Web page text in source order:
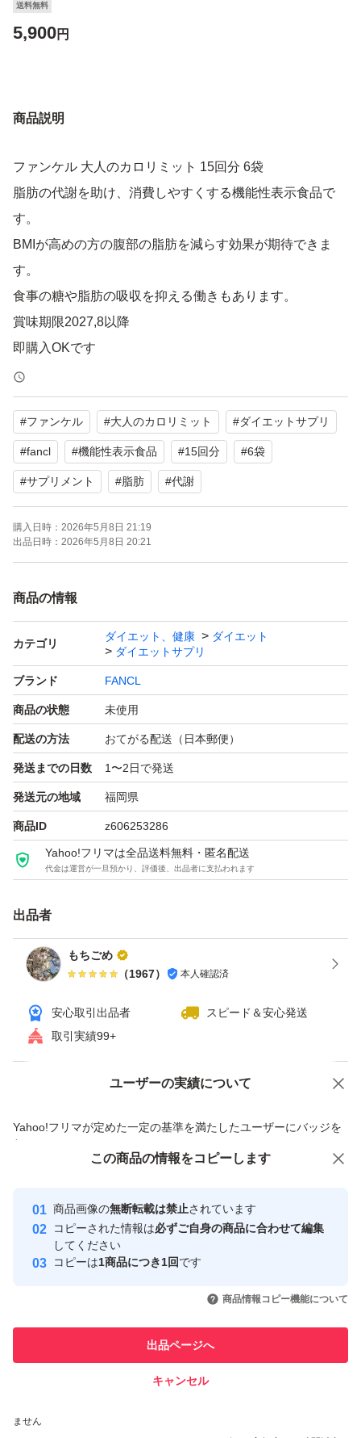
送料無料
5,900円
商品説明
ファンケル 大人のカロリミット 15回分 6袋
脂肪の代謝を助け、消費しやすくする機能性表示食品で
す。
BMIが高めの方の腹部の脂肪を減らす効果が期待できま
す。
食事の糖や脂肪の吸収を抑える働きもあります。
賞味期限2027,8以降
即購入OKです
お値下げはご遠慮くださいませ
#ファンケル #大人のカロリミット #ダイエットサプリ
#fancl #機能性表示食品 #15回分 #6袋
#サプリメント #脂肪 #代謝
購入日時： 2026年5月8日 21:19
出品日時： 2026年5月8日 20:21
商品の情報
カテゴリ
ダイエット、健康
ダイエット
ダイエットサプリ
ブランド FANCL
商品の状態 未使用
配送の方法 おてがる配送（日本郵便）
発送までの日数 1〜2日で発送
発送元の地域 福岡県
商品ID z606253286
Yahoo!フリマは全品送料無料・匿名配送
代金は運営が一旦預かり、評価後、出品者に支払われます
出品者
もちごめ
（1967） 本人確認済
安心取引出品者
スピード＆安心発送
取引実績99+
ユーザーの実績について
Yahoo!フリマが定めた一定の基準を満たしたユーザーにバッジを
付与しています
安心取引出品者
心・安全なユーザーです
取引実績
引を完了させた実績があります
での取引実績があります
ません
価格の相談 商品への質問
この商品の情報をコピーします
商品画像の無断転載は禁止されています
コピーされた情報は必ずご自身の商品に合わせて編集
してください
コピーは1商品につき1回です
商品情報コピー機能について
出品ページへ
キャンセル
この商品をみている人にオススメ